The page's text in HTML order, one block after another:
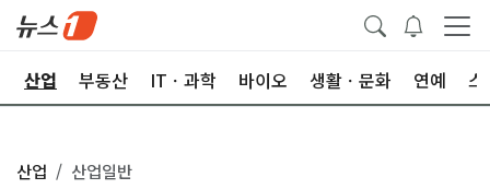
산업 부동산 ITㆍ과학 바이오 생활ㆍ문화 연예 스
산업 산업일반